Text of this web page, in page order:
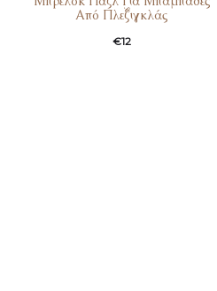
Από Πλεξιγκλάς
€12